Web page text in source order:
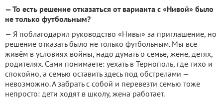
— То есть решение отказаться от варианта с «Нивой» было
не только футбольным?
— Я поблагодарил руководство «Нивы» за приглашение, но
решение отказать было не только футбольным. Мы все
живём в условиях войны, надо думать о семье, жене, детях,
родителях. Сами понимаете: уехать в Тернополь, где тихо и
спокойно, а семью оставить здесь под обстрелами —
невозможно. А забрать с собой и перевезти семью тоже
непросто: дети ходят в школу, жена работает.